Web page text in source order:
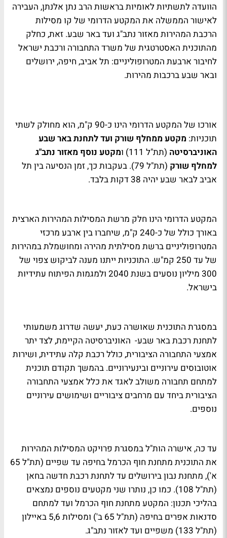
הוועדה לתשתיות לאומיות בראשות הרב נתן אלנתן, העבירה
לאישור הממשלה את המקטע הדרומי של קו מסילות
הרכבת המהירות מאזור נתב"ג ועד באר שבע. זאת, כחלק
מהתוכנית האסטרטגית של משרד התחבורה ורכבת ישראל
לחיבור ארבעת המטרופוליניים: תל אביב, חיפה, ירושלים
ובאר שבע ברכבות מהירות.
אורכו של המקטע הדרומי הינו כ-90 ק"מ, הוא מחולק לשתי
תוכניות: מקטע ממחלף שורק ועד לתחנת באר שבע
האוניברסיטה (תת"ל 111) ו
מקטע נוסף מאזור נתב"ג
למחלף שורק
(תת"ל 79). בעקבות כך, זמן הנסיעה בין תל
אביב לבאר שבע יהיה 38 דקות בלבד.
המקטע הדרומי הינו חלק מרשת המסילות המהירות הארצית
באורך כולל של כ-240 ק"מ, שיחברו בין ארבע מרכזי
המטרופוליניים ברשת מסילתית מהירה ומחושמלת במהירות
של עד 250 קמ"ש. התוכניות ייתנו מענה לביקוש צפוי של
300 מיליון נוסעים בשנת 2040 ולמגמות הפיתוח עתידיות
בישראל.
במסגרת התוכנית שאושרה כעת, יעשה שדרוג משמעותי
לתחנת רכבת באר שבע- האוניברסיטה הקיימת, לצד יתר
אמצעי התחבורה הציבורית, כולל רכבת קלה עתידית, ושירות
אוטובוסים עירוניים ובינעירוניים. בהמשך תקודם תוכנית
למתחם תחבורה משולב לאגד את כלל אמצעי התחבורה
הציבורית ביחד עם מרחבים ציבוריים ושימושים עירוניים
נוספים.
עד כה, אישרה הות"ל במסגרת פרויקט המסילות המהירות
את התוכנית מתחנת חוף הכרמל בחיפה עד שפיים (תת"ל 65
א'), מתחנת נבון בירושלים עד לתחנת רכבת חדשה בחאן
(תת"ל 108). כמו כן, נותרו שני מקטעים נוספים נמצאים
בהליכי תכנון: המקטע מתחנת חוף הכרמל ועד למתחם
סדנאות אפרים בחיפה (תת"ל 65 ב') ומסילות 5,6 באיילון
(תת"ל 133) משפיים ועד לאזור נתב"ג.